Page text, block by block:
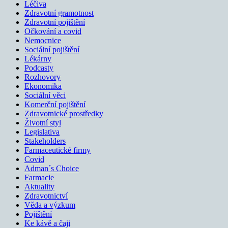
Léčiva
Zdravotní gramotnost
Zdravotní pojištění
Očkování a covid
Nemocnice
Sociální pojištění
Lékárny
Podcasty
Rozhovory
Ekonomika
Sociální věci
Komerční pojištění
Zdravotnické prostředky
Životní styl
Legislativa
Stakeholders
Farmaceutické firmy
Covid
Adman´s Choice
Farmacie
Aktuality
Zdravotnictví
Věda a výzkum
Pojištění
Ke kávě a čaji